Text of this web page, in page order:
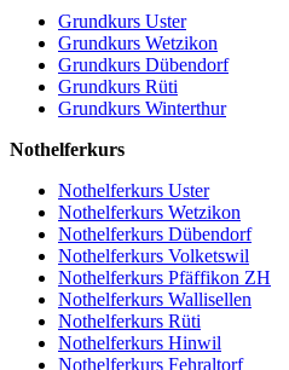
Grundkurs Uster
Grundkurs Wetzikon
Grundkurs Dübendorf
Grundkurs Rüti
Grundkurs Winterthur
Nothelferkurs
Nothelferkurs Uster
Nothelferkurs Wetzikon
Nothelferkurs Dübendorf
Nothelferkurs Volketswil
Nothelferkurs Pfäffikon ZH
Nothelferkurs Wallisellen
Nothelferkurs Rüti
Nothelferkurs Hinwil
Nothelferkurs Fehraltorf